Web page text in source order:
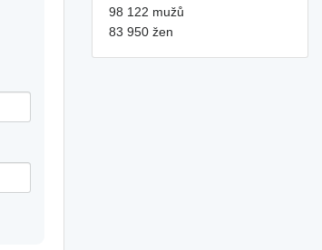
98 122 mužů
83 950 žen